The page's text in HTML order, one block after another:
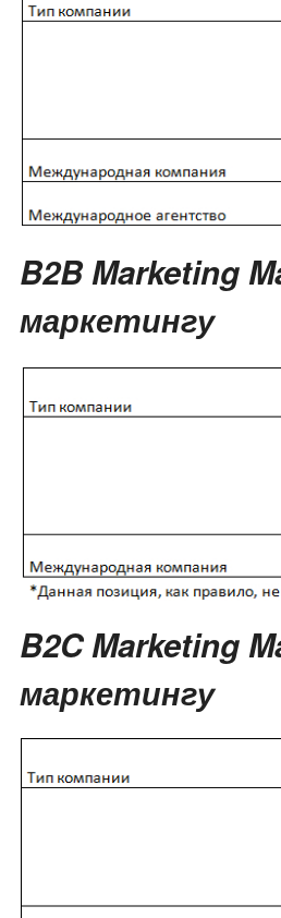
B2B Marketing
маркетингу
B2C Marketing
маркетингу